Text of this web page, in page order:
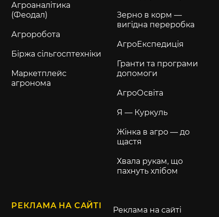
Агроаналітика
(Феодал)
Агроробота
Біржа сільгосптехніки
Маркетплейс
агронома
Зерно в корм —
вигідна переробка
АгроЕкспедиція
Гранти та програми
допомоги
АгроОсвіта
Я — Куркуль
Жінка в агро — до
щастя
Хвала рукам, що
пахнуть хлібом
РЕКЛАМА НА САЙТІ Реклама на сайті